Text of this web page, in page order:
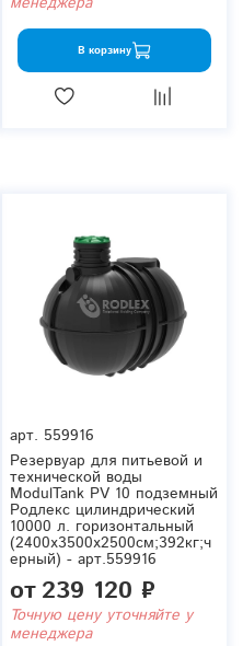
В корзину
арт. 559916
Резервуар для питьевой и
технической воды
ModulTank PV 10 подземный
Родлекс цилиндрический
10000 л. горизонтальный
(2400x3500x2500см;392кг;ч
ерный) - арт.559916
от239 120 ₽
Точную цену уточняйте у
менеджера